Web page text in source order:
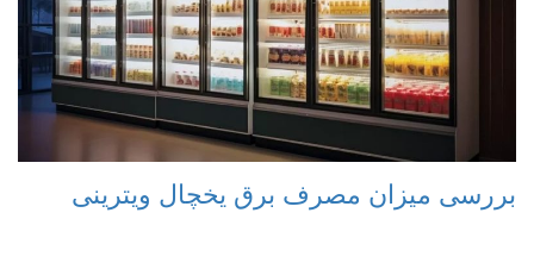
بررسی میزان مصرف برق یخچال ویترینی